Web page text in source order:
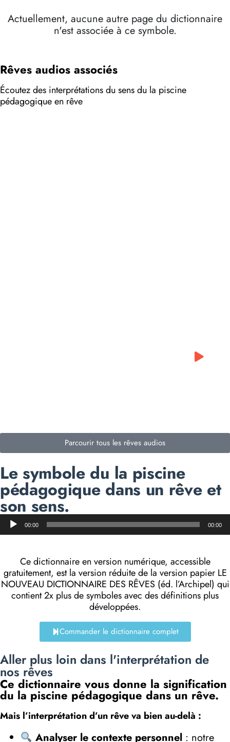
Actuellement, aucune autre page du dictionnaire
n'est associée à ce symbole.
Rêves audios associés
Écoutez des interprétations du sens du la piscine
pédagogique en rêve
Parcourir tous les rêves audios
Le symbole du la piscine
pédagogique dans un rêve et
son sens.
Lecteur
audio00:00 00:00
Ce dictionnaire en version numérique, accessible
gratuitement, est la version réduite de la version papier LE
NOUVEAU DICTIONNAIRE DES RÊVES (éd. l’Archipel) qui
contient 2x plus de symboles avec des définitions plus
développées.
Commander le dictionnaire complet
Aller plus loin dans l'interprétation de
nos rêves
Ce dictionnaire vous donne la signification
du la piscine pédagogique dans un rêve.
Mais l’interprétation d’un rêve va bien au-delà :
Analyser le contexte personnel: notre